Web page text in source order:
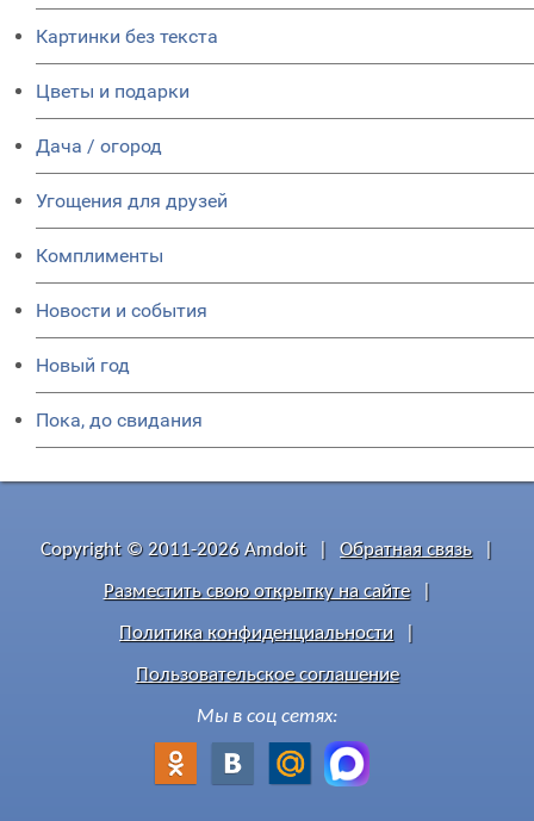
Картинки без текста
Цветы и подарки
Дача / огород
Угощения для друзей
Комплименты
Новости и события
Новый год
Пока, до свидания
Copyright © 2011-2026 Amdoit Обратная связь
Разместить свою открытку на сайте
Политика конфиденциальности
Пользовательское соглашение
Мы в соц сетях: